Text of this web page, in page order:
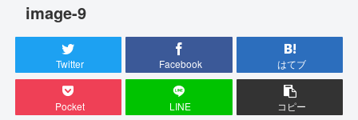
image-9
Twitter Facebook はてブ
Pocket LINE コピー